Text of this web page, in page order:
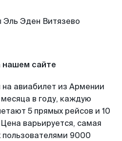
нашем сайте
на авиабилет из Армении
в году, каждую
5 прямых рейсов и 10
варьируется, самая
пользователями 9000